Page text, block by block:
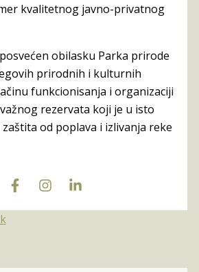
kvalitetnog javno-privatnog
obilasku Parka prirode
prirodnih i kulturnih
funkcionisanja i organizaciji
rezervata koji je u isto
od poplava i izlivanja reke